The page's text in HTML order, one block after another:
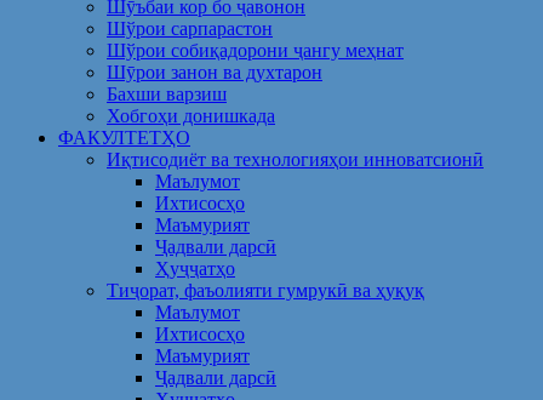
Шӯъбаи кор бо ҷавонон
Шўрои сарпарастон
Шўрои собиқадорони ҷангу меҳнат
Шӯрои занон ва духтарон
Бахши варзиш
Хобгоҳи донишкада
ФАКУЛТЕТҲО
Иқтисодиёт ва технологияҳои инноватсионӣ
Маълумот
Ихтисосҳо
Маъмурият
Ҷадвали дарсӣ
Ҳуҷҷатҳо
Тиҷорат, фаъолияти гумрукӣ ва ҳуқуқ
Маълумот
Ихтисосҳо
Маъмурият
Ҷадвали дарсӣ